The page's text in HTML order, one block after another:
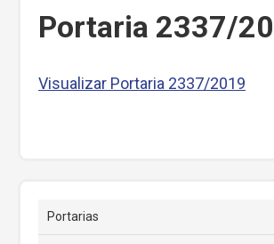
Portaria 2337/
Visualizar Portaria 2337/2019
Portarias